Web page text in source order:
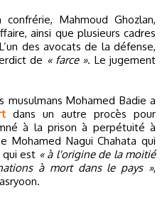
Mahmoud Ghozlan,
ainsi que plusieurs cadres
des avocats de la défense,
de « farce ». Le jugement
musulmans Mohamed Badie a
dans un autre procès pour
à la prison à perpétuité à
Mohamed Nagui Chahata qui
est « à l'origine de la moitié
à mort dans le pays »,